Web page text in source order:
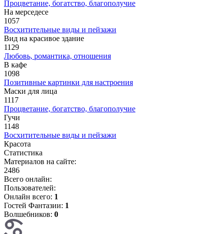
Процветание, богатство, благополучие
На мерседесе
1057
Восхитительные виды и пейзажи
Вид на красивое здание
1129
Любовь, романтика, отношения
В кафе
1098
Позитивные картинки для настроения
Маски для лица
1117
Процветание, богатство, благополучие
Гучи
1148
Восхитительные виды и пейзажи
Красота
Статистика
Материалов на сайте:
2486
Всего онлайн:
Пользователей:
Онлайн всего: 1
Гостей Фантазии: 1
Волшебников: 0